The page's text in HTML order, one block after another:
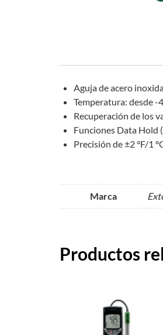
Aguja de acero
Temperatura: desde -
Recuperación de los
Funciones Data Hold
Precisión de ±2 °F/1
Marca
Productos